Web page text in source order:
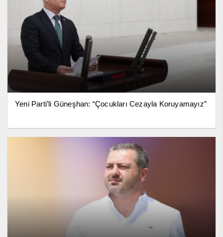
Yeni Parti’li Güneşhan: “Çocukları Cezayla Koruyamayız”